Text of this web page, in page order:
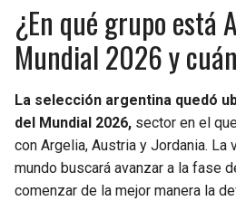
¿En qué grupo está
Mundial 2026 y
La selección argentina quedó
del Mundial 2026, sector en el
con Argelia, Austria y Jordania. La
mundo buscará avanzar a la fase
comenzar de la mejor manera la